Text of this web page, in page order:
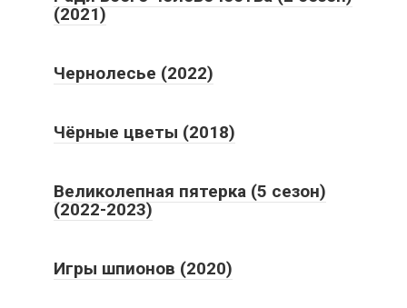
(2021)
Чернолесье (2022)
Чёрные цветы (2018)
Великолепная пятерка (5 сезон)
(2022-2023)
Игры шпионов (2020)